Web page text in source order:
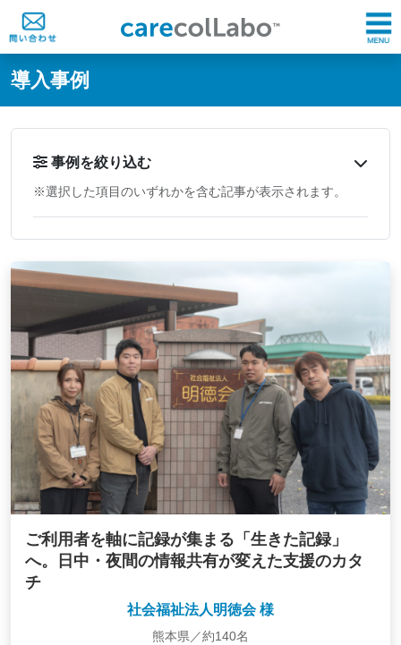
@ -0,0 +1,60 @@
導入事例
事例を絞り込む
※選択した項目のいずれかを含む記事が表示されます。
ご利用者を軸に記録が集まる「生きた記録」
へ。日中・夜間の情報共有が変えた支援のカタ
チ
社会福祉法人明徳会 様
熊本県／約140名